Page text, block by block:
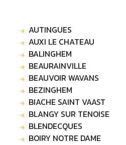
AUTINGUES
AUXI LE CHATEAU
BALINGHEM
BEAURAINVILLE
BEAUVOIR WAVANS
BEZINGHEM
BIACHE SAINT VAAST
BLANGY SUR TENOISE
BLENDECQUES
BOIRY NOTRE DAME